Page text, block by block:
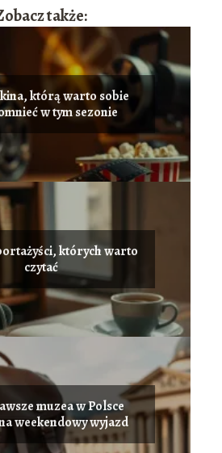
także:
którą warto sobie
w tym sezonie
których warto
czytać
muzea w Polsce
weekendowy wyjazd